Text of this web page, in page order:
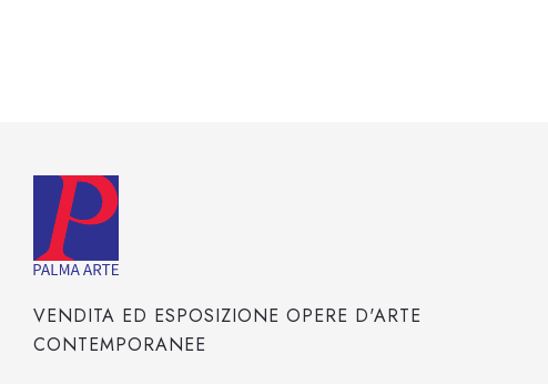
VENDITA ED ESPOSIZIONE OPERE D'ARTE
CONTEMPORANEE